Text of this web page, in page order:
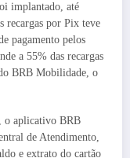
implantado, até
recargas por Pix teve
pagamento pelos
a 55% das recargas
BRB Mobilidade, o
o aplicativo BRB
de Atendimento,
e extrato do cartão